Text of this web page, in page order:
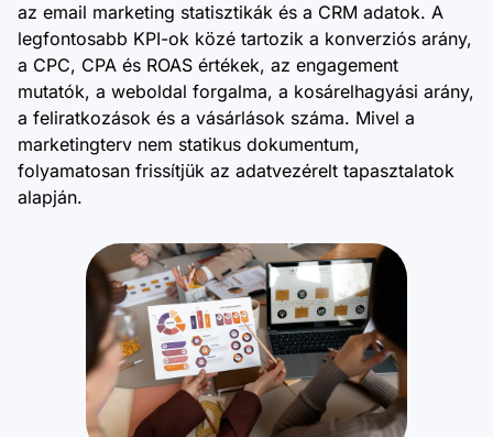
az email marketing statisztikák és a CRM adatok. A
legfontosabb KPI-ok közé tartozik a konverziós arány,
a CPC, CPA és ROAS értékek, az engagement
mutatók, a weboldal forgalma, a kosárelhagyási arány,
a feliratkozások és a vásárlások száma. Mivel a
marketingterv nem statikus dokumentum,
folyamatosan frissítjük az adatvezérelt tapasztalatok
alapján.